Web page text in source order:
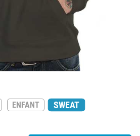
ENFANT SWEAT